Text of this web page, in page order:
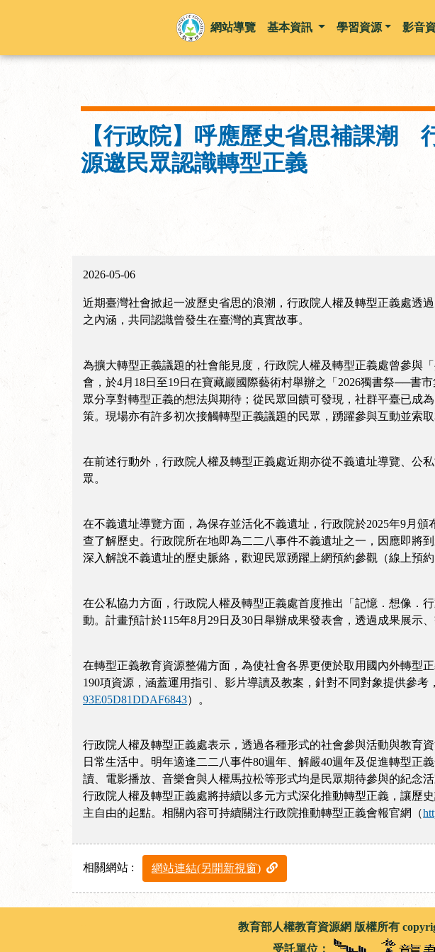
網站導覽 基本資訊 學習資源 影音
【行政院】呼應歷史省思補課潮
源邀民眾認識轉型正義
2026-05-06
近期臺灣社會掀起一波歷史省思的浪潮，行政院人權及轉型正義處透
之內涵，共同認識曾發生在臺灣的真實故事。
為擴大轉型正義議題的社會能見度，行政院人權及轉型正義處曾參與
會，於4月18日至19日在寶藏巖國際藝術村舉辦之「2026獨書祭──書
眾分享對轉型正義的想法與期待；從民眾回饋可發現，社群平臺已成
策。現場亦有許多初次接觸轉型正義議題的民眾，踴躍參與互動並索
在前述行動外，行政院人權及轉型正義處近期亦從不義遺址導覽、公
眾。
在不義遺址導覽方面，為保存並活化不義遺址，行政院於2025年9月
查了解歷史。行政院所在地即為二二八事件不義遺址之一，因應即將
深入解說不義遺址的歷史脈絡，歡迎民眾踴躍上網預約參觀（線上預
在公私協力方面，行政院人權及轉型正義處首度推出「記憶．想像．
動。計畫預計於115年8月29日及30日舉辦成果發表會，透過成果展示
在轉型正義教育資源整備方面，為使社會各界更便於取用國內外轉型
190項資源，涵蓋運用指引、影片導讀及教案，針對不同對象提供參
93E05D81DDAF6843）。
行政院人權及轉型正義處表示，透過各種形式的社會參與活動與教育
日常生活中。明年適逢二二八事件80週年、解嚴40週年及促進轉型正
讀、電影播放、音樂會與人權馬拉松等形式均是民眾期待參與的紀念
行政院人權及轉型正義處將持續以多元方式深化推動轉型正義，讓歷
主自由的起點。相關內容可持續關注行政院推動轉型正義會報官網（
相關網站 : 網站連結(另開新視窗)
教育部人權教育資源網 版權所有
受託單位：